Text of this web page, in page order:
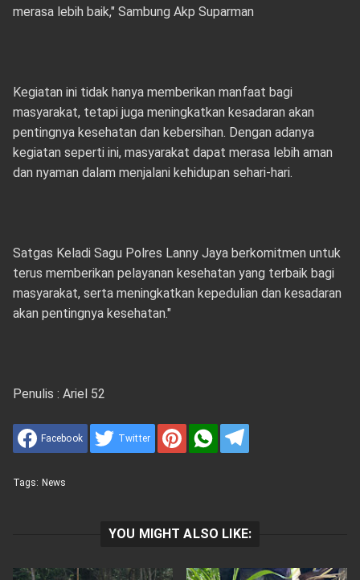
merasa lebih baik," Sambung Akp Suparman
Kegiatan ini tidak hanya memberikan manfaat bagi
masyarakat, tetapi juga meningkatkan kesadaran akan
pentingnya kesehatan dan kebersihan. Dengan adanya
kegiatan seperti ini, masyarakat dapat merasa lebih aman
dan nyaman dalam menjalani kehidupan sehari-hari.
Satgas Keladi Sagu Polres Lanny Jaya berkomitmen untuk
terus memberikan pelayanan kesehatan yang terbaik bagi
masyarakat, serta meningkatkan kepedulian dan kesadaran
akan pentingnya kesehatan."
Penulis : Ariel 52
Facebook Twitter
Tags: News
YOU MIGHT ALSO LIKE: